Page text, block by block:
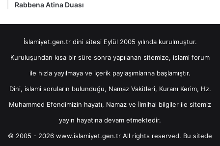
Rabbena Atina Duası
İslamiyet.gen.tr dini sitesi Eylül 2005 yılında kurulmuştur.
Kuruluşundan kısa bir süre sonra yapılanan sitemize, islami forum
ile hızla yayılmaya ve içerik paylaşımlarına başlamıştır.
Dini, islami soruların bulunduğu, Namaz Vakitleri, Kuranı Kerim, Hz.
Muhammed Efendimizin hayatı, Namaz ve İlmihal bilgiler ile sitemiz
yayın hayatına devam etmektedir.
© 2005 - 2026 www.islamiyet.gen.tr All rights reserved. Bu sitede